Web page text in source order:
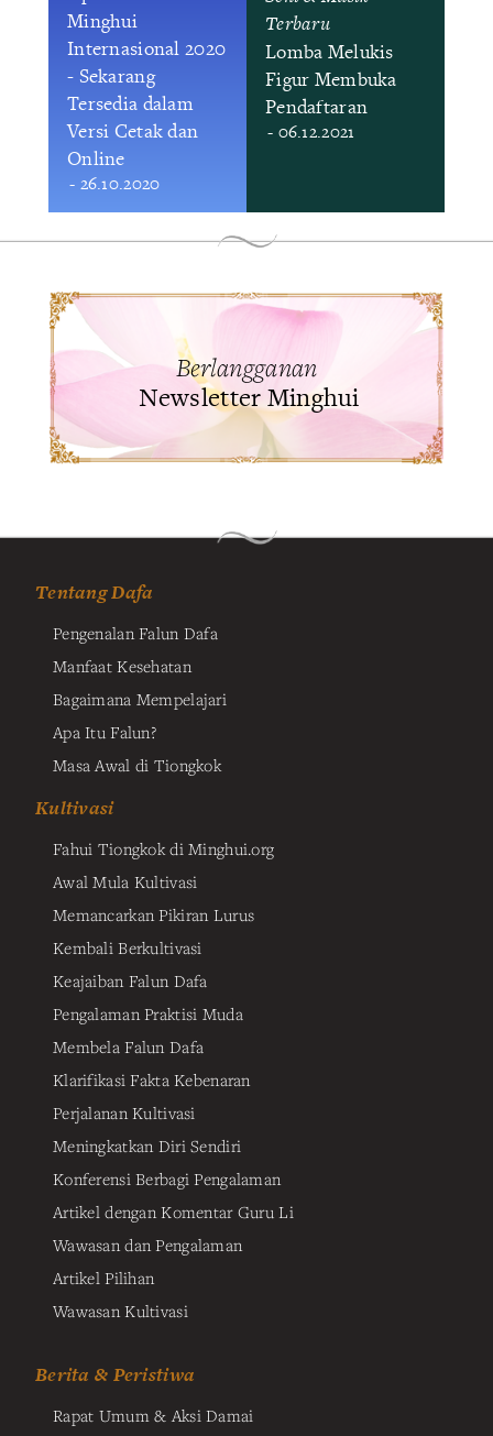
Minghui
Internasional 2020
- Sekarang
Tersedia dalam
Versi Cetak dan
Online
- 26.10.2020
Terbaru
Lomba Melukis
Figur Membuka
Pendaftaran
- 06.12.2021
Berlangganan
Newsletter Minghui
Tentang Dafa
Pengenalan Falun Dafa
Manfaat Kesehatan
Bagaimana Mempelajari
Apa Itu Falun?
Masa Awal di Tiongkok
Kultivasi
Fahui Tiongkok di Minghui.org
Awal Mula Kultivasi
Memancarkan Pikiran Lurus
Kembali Berkultivasi
Keajaiban Falun Dafa
Pengalaman Praktisi Muda
Membela Falun Dafa
Klarifikasi Fakta Kebenaran
Perjalanan Kultivasi
Meningkatkan Diri Sendiri
Konferensi Berbagi Pengalaman
Artikel dengan Komentar Guru Li
Wawasan dan Pengalaman
Artikel Pilihan
Wawasan Kultivasi
Berita & Peristiwa
Rapat Umum & Aksi Damai